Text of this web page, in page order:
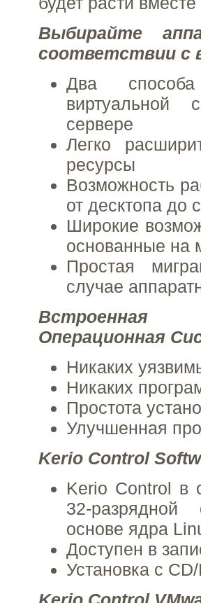
Выбирайте
соответствии с
Два
сервере
Легко
ресурсы
Возможность
от десктопа до
Широкие
основанные на
Простая
случае
Встроенная
Операционная
Никаких
Никаких
Простота
Улучшенная
Kerio Control
Kerio Control в
32-
основе ядра
Доступен в
Установка с